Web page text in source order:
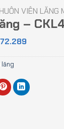
VIÊN LĂNG
–
lăng